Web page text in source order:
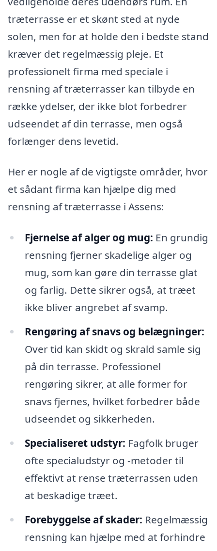
træterrasse er et skønt sted at nyde
solen, men for at holde den i bedste stand
kræver det regelmæssig pleje. Et
professionelt firma med speciale i
rensning af træterrasser kan tilbyde en
række ydelser, der ikke blot forbedrer
udseendet af din terrasse, men også
forlænger dens levetid.
Her er nogle af de vigtigste områder, hvor
et sådant firma kan hjælpe dig med
rensning af træterrasse i Assens:
Fjernelse af alger og mug: En grundig
rensning fjerner skadelige alger og
mug, som kan gøre din terrasse glat
og farlig. Dette sikrer også, at træet
ikke bliver angrebet af svamp.
Rengøring af snavs og belægninger:
Over tid kan skidt og skrald samle sig
på din terrasse. Professionel
rengøring sikrer, at alle former for
snavs fjernes, hvilket forbedrer både
udseendet og sikkerheden.
Specialiseret udstyr: Fagfolk bruger
ofte specialudstyr og -metoder til
effektivt at rense træterrassen uden
at beskadige træet.
Forebyggelse af skader: Regelmæssig
rensning kan hjælpe med at forhindre